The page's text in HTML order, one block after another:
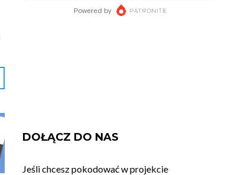
DOŁĄCZ DO NAS
Jeśli chcesz pokodować w projekcie